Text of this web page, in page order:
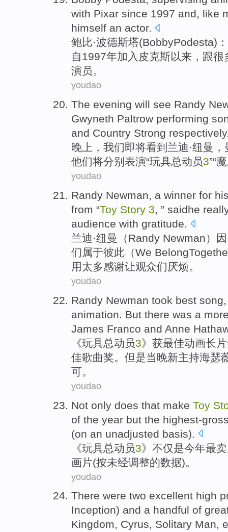
with Pixar since 1997 and, like
himself an actor.
鲍比·波德斯塔(BobbyPodesta)
自1997年加入 皮克斯以来 ， 跟很
演员。
youdao
The evening will see Randy
Gwyneth Paltrow performing
and Country Strong respectively
晚上 ， 我们即将看到 兰迪·纽曼 ，
他们将分别 表演“玩具总动员3”“
youdao
Randy Newman, a winner for
from “Toy Story 3, ” saidhe
audience with gratitude.
兰迪·纽曼
（Randy Newman）
们 属于彼此（We Belong
用太多感谢让观众们厌烦。
youdao
Randy Newman took best
animation. But there was a
James Franco and Anne
《玩具总动员3》 获最佳动画长
佳歌曲奖。 但是当晚新主持海瑟
可。
youdao
Not only does that make Toy
of the year but the highest-
(on an unadjusted basis).
《玩具总动员3》 不仅是今年最
画片(按未经调整的数据)。
youdao
There were two excellent high
Inception) and a handful of
Kingdom, Cyrus, Solitary Man,